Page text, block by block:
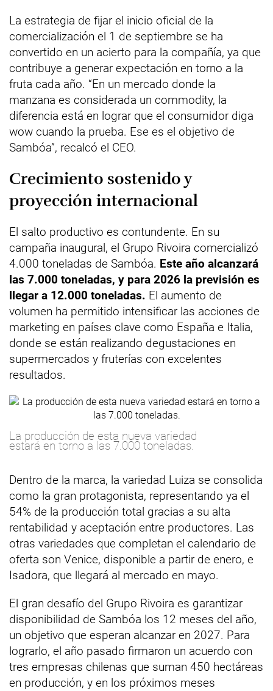
La estrategia de fijar el inicio oficial de la
comercialización el 1 de septiembre se ha
convertido en un acierto para la compañía, ya que
contribuye a generar expectación en torno a la
fruta cada año. “En un mercado donde la
manzana es considerada un commodity, la
diferencia está en lograr que el consumidor diga
wow cuando la prueba. Ese es el objetivo de
Sambóa”, recalcó el CEO.
Crecimiento sostenido y
proyección internacional
El salto productivo es contundente. En su
campaña inaugural, el Grupo Rivoira comercializó
4.000 toneladas de Sambóa. Este año alcanzará
las 7.000 toneladas, y para 2026 la previsión es
llegar a 12.000 toneladas. El aumento de
volumen ha permitido intensificar las acciones de
marketing en países clave como España e Italia,
donde se están realizando degustaciones en
supermercados y fruterías con excelentes
resultados.
La producción de esta nueva variedad
estará en torno a las 7.000 toneladas.
Dentro de la marca, la variedad Luiza se consolida
como la gran protagonista, representando ya el
54% de la producción total gracias a su alta
rentabilidad y aceptación entre productores. Las
otras variedades que completan el calendario de
oferta son Venice, disponible a partir de enero, e
Isadora, que llegará al mercado en mayo.
El gran desafío del Grupo Rivoira es garantizar
disponibilidad de Sambóa los 12 meses del año,
un objetivo que esperan alcanzar en 2027. Para
lograrlo, el año pasado firmaron un acuerdo con
tres empresas chilenas que suman 450 hectáreas
en producción, y en los próximos meses